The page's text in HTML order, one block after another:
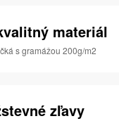
materiál
s gramážou 200g/m2
zľavy